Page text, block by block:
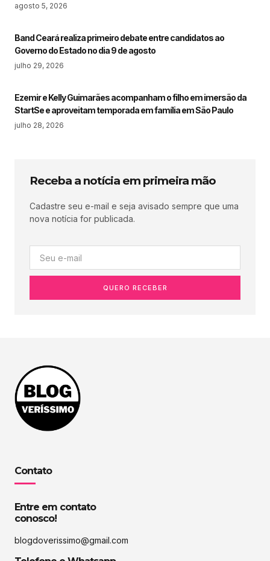
agosto 5, 2026
Band Ceará realiza primeiro debate entre candidatos ao
Governo do Estado no dia 9 de agosto
julho 29, 2026
Ezemir e Kelly Guimarães acompanham o filho em imersão da
StartSe e aproveitam temporada em família em São Paulo
julho 28, 2026
Receba a notícia em primeira mão
Cadastre seu e-mail e seja avisado sempre que uma
nova notícia for publicada.
QUERO RECEBER
Contato
Entre em contato
conosco!
blogdoverissimo@gmail.com